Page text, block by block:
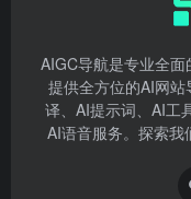
AIGC导航是专业全
提供全方位的AI网
译、AI提示词、AI工
AI语音服务。探索我